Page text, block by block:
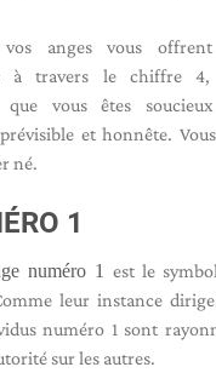
anges vous
à travers le chiffre 4,
que vous êtes
et honnête.
né.
1
numéro 1 est le
leur instance
numéro 1 sont
sur les autres.